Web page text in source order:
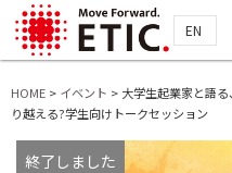
EN
HOME > イベント > 大学生起業家と語
り越える?学生向けトークセッション
終了しました